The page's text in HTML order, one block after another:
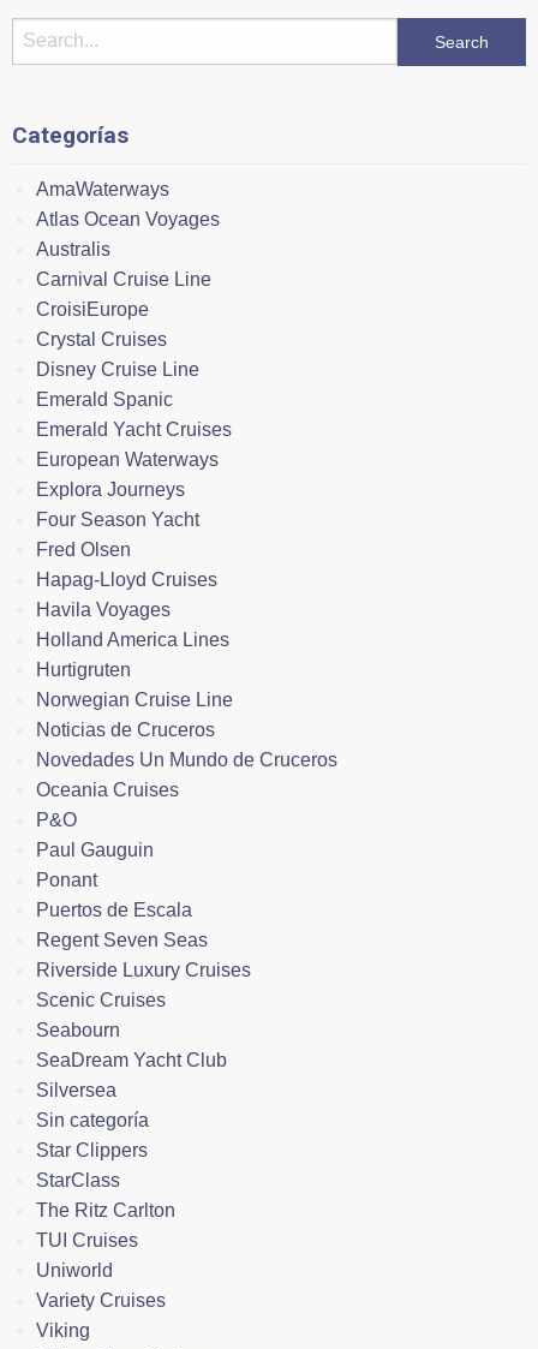
Categorías
AmaWaterways
Atlas Ocean Voyages
Australis
Carnival Cruise Line
CroisiEurope
Crystal Cruises
Disney Cruise Line
Emerald Spanic
Emerald Yacht Cruises
European Waterways
Explora Journeys
Four Season Yacht
Fred Olsen
Hapag-Lloyd Cruises
Havila Voyages
Holland America Lines
Hurtigruten
Norwegian Cruise Line
Noticias de Cruceros
Novedades Un Mundo de Cruceros
Oceania Cruises
P&O
Paul Gauguin
Ponant
Puertos de Escala
Regent Seven Seas
Riverside Luxury Cruises
Scenic Cruises
Seabourn
SeaDream Yacht Club
Silversea
Sin categoría
Star Clippers
StarClass
The Ritz Carlton
TUI Cruises
Uniworld
Variety Cruises
Viking